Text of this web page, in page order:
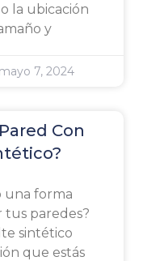
la ubicación
y
mayo 7, 2024
Con
una forma
tus paredes?
sintético
que estás